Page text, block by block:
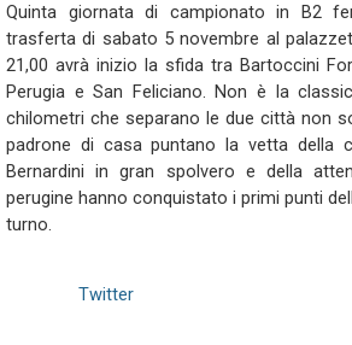
Quinta giornata di campionato in B2
trasferta di sabato 5 novembre al
21,00 avrà inizio la sfida tra Bartoccini
Perugia e San Feliciano. Non è la
chilometri che separano le due città non
padrone di casa puntano la vetta della
Bernardini in gran spolvero e della
perugine hanno conquistato i primi punti
turno.
Twitter